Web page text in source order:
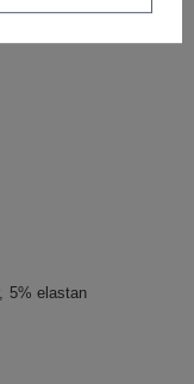
5% elastan